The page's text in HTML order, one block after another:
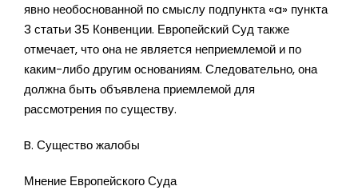
явно необоснованной по смыслу подпункта «a» пункта
3 статьи 35 Конвенции. Европейский Суд также
отмечает, что она не является неприемлемой и по
каким-либо другим основаниям. Следовательно, она
должна быть объявлена приемлемой для
рассмотрения по существу.
B. Существо жалобы
Мнение Европейского Суда